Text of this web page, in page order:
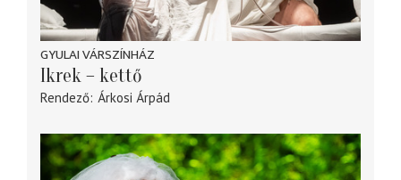
GYULAI VÁRSZÍNHÁZ
Ikrek – kettő
Rendező Árkosi Árpád